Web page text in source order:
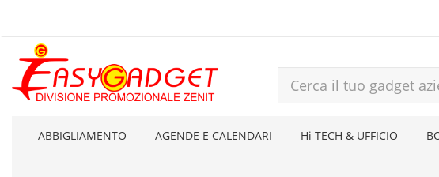
ABBIGLIAMENTO AGENDE E CALENDARI Hi TECH & UFFICIO